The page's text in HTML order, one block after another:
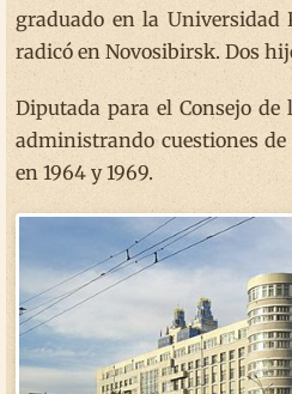
graduado en la Universidad
radicó en Novosibirsk. Dos
Diputada para el Consejo
administrando cuestiones
en 1964 y 1969.